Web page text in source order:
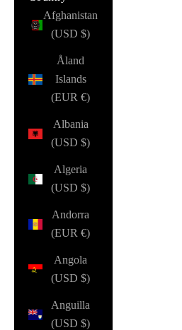
Afghanistan
(USD $)
Åland
Islands
(EUR €)
Albania
(USD $)
Algeria
(USD $)
Andorra
(EUR €)
Angola
(USD $)
Anguilla
(USD $)